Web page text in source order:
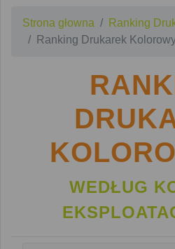
Strona głowna
Ranking
Ranking Drukarek
WEDŁUG